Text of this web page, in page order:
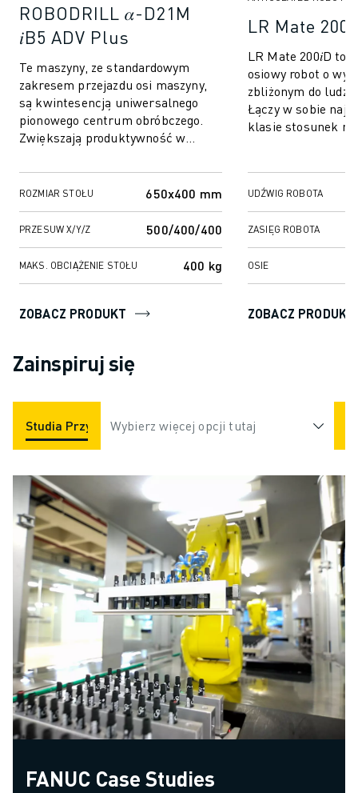
ROBODRILL 𝛼-D21M
𝑖B5 ADV Plus
Te maszyny, ze standardowym
zakresem przejazdu osi maszyny,
są kwintesencją uniwersalnego
pionowego centrum obróbczego.
Zwiększają produktywność w
frezowania i wiercenia,...
ROZMIAR STOŁU 650x400 mm
PRZESUW X/Y/Z 500/400/400
MAKS. OBCIĄŻENIE STOŁU 400 kg
ZOBACZ PRODUKT
LR Mate
LR Mate 200𝑖D to
osiowy robot o
zbliżonym do
Łączy w sobie
klasie stosunek
UDŹWIG ROBOTA
ZASIĘG ROBOTA
OSIE
ZOBACZ PRODUKT
Zainspiruj się
Studia Przypadków Aplikacje Branże
Wybierz więcej opcji tutaj
FANUC Case Studies